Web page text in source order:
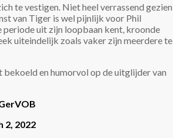
te vestigen. Niet heel verrassend gezien
van Tiger is wel pijnlijk voor Phil
uit zijn loopbaan kent, kroonde
uiteindelijk zoals vaker zijn meerdere te
en humorvol op de uitglijder van
2, 2022